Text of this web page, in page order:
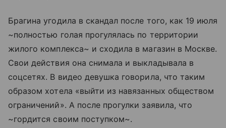
Брагина угодила в скандал после того, как 19 июля
~полностью голая прогулялась по территории
жилого комплекса~ и сходила в магазин в Москве.
Свои действия она снимала и выкладывала в
соцсетях. В видео девушка говорила, что таким
образом хотела «выйти из навязанных обществом
ограничений». А после прогулки заявила, что
~гордится своим поступком~.